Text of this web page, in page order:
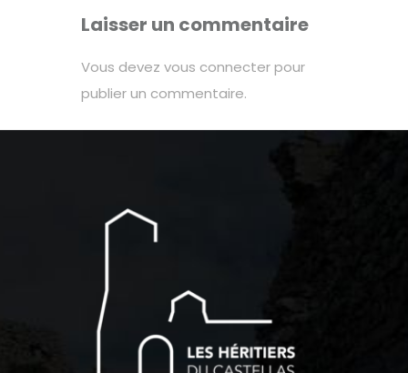
Laisser un commentaire
Vous devez vous connecterpour
publier un commentaire.